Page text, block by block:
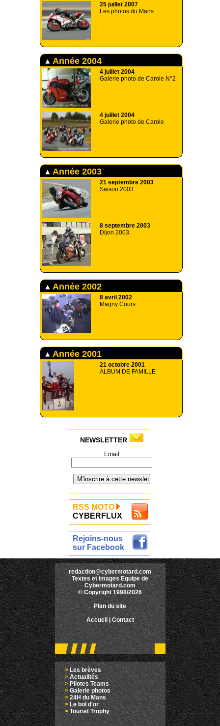
25 juillet 2007
Les photos du Mans
Année 2004
4 juillet 2004
Galerie photo de Carole N°2
4 juillet 2004
Galerie photo de Carole
Année 2003
21 septembre 2003
Saison 2003
8 septembre 2003
Dijon 2003
Année 2002
8 avril 2002
Magny Cours
Année 2001
21 octobre 2001
ALBUM DE FAMILLE
NEWSLETTER
Email
RSS MOTO
CYBERFLUX
Rejoins-nous
sur Facebook
redaction@cybermotard.com
Textes et images Equipe de
Cybermotard.com
© Copyright 1998/2026
Plan du site
Accueil|Contact
>Les brèves
>Actualités
> Pilotes Teams
>Galerie photos
>24H du Mans
>Le bol d'or
> Tourist Trophy